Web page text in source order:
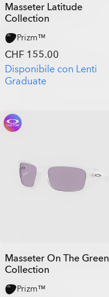
Masseter Latitude
Collection
Prizm™
CHF 155.00
Disponibile con Lenti
Graduate
Masseter On The Green
Collection
Prizm™